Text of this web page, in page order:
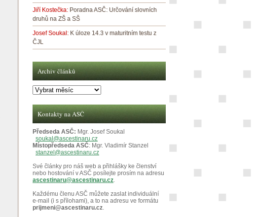
Jiří Kostečka: Poradna ASČ: Určování slovních
druhů na ZŠ a SŠ
Josef Soukal: K úloze 14.3 v maturitním testu z
ČJL
Archiv článků
Archiv
článků
Kontakty na ASČ
Předseda ASČ: Mgr. Josef Soukal
soukal@ascestinaru.cz
Místopředseda ASČ: Mgr. Vladimír Stanzel
stanzel@ascestinaru.cz
Své články pro náš web a přihlášky ke členství
nebo hostování v ASČ posílejte prosím na adresu
ascestinaru@ascestinaru.cz.
Každému členu ASČ můžete zaslat individuální
e-mail (i s přílohami), a to na adresu ve formátu
prijmeni@ascestinaru.cz.